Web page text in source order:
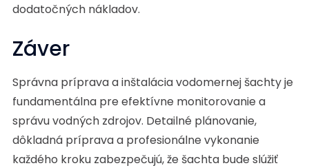
dodatočných nákladov.
Záver
Správna príprava a inštalácia vodomernej šachty je
fundamentálna pre efektívne monitorovanie a
správu vodných zdrojov. Detailné plánovanie,
dôkladná príprava a profesionálne vykonanie
každého kroku zabezpečujú, že šachta bude slúžiť